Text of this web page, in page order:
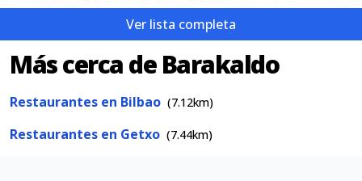
Ver lista completa
Más cerca de Barakaldo
Restaurantes en Bilbao (7.12km)
Restaurantes en Getxo (7.44km)